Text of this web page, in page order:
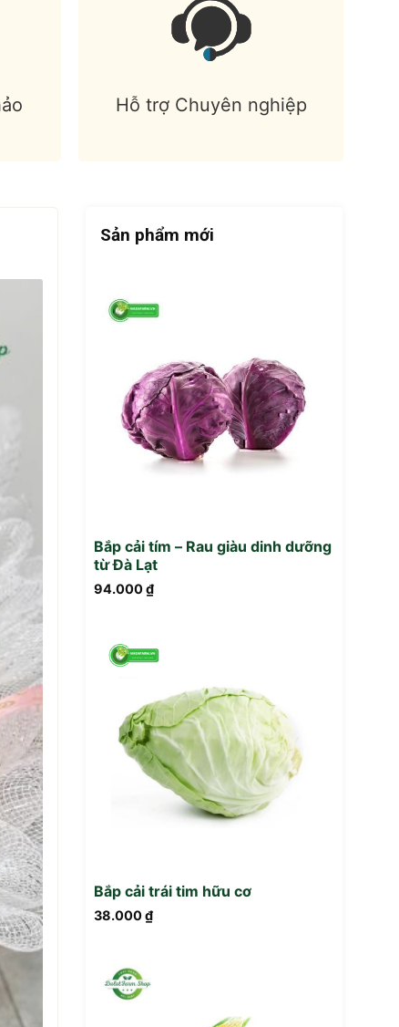
Hỗ trợ Chuyên nghiệp
Sản phẩm mới
Bắp cải tím – Rau giàu dinh dưỡng
từ Đà Lạt
94.000₫
Bắp cải trái tim hữu cơ
38.000₫